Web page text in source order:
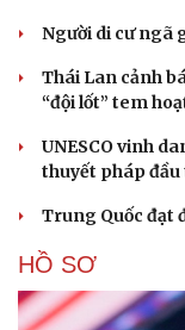
Người di cư ngã
Thái Lan cảnh
“đội lốt” tem
UNESCO vinh
thuyết pháp
Trung Quốc đạt
HỒ SƠ